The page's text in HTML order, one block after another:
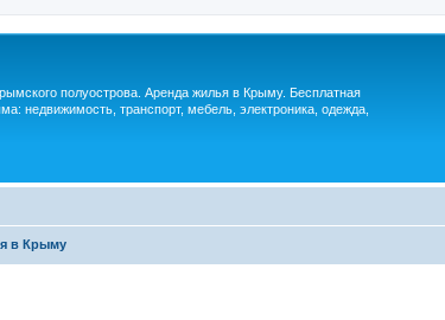
полуострова. Аренда жилья в Крыму. Бесплатная
недвижимость, транспорт, мебель, электроника, одежда,
в Крыму